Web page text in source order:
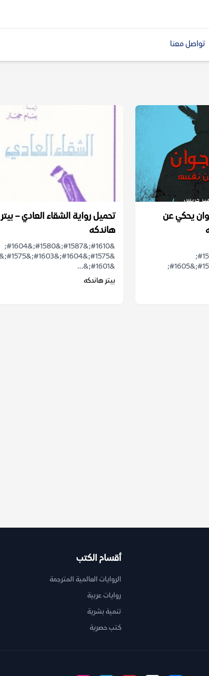
تواصل معنا
يحكي عن
&#1571;&#1581;&#1583;
&#1571;&#1610;&#1575;&#1605;
تحميل رواية الشقاء العادي – بيتر
هاندكه
&#1610;&#1587;&#1580;&#1604;
&#1601;&...
بيتر هاندكه
أقسام الكتب
الروايات العالمية المترجمة
روايات عربية
تنمية بشرية
كتب حصرية